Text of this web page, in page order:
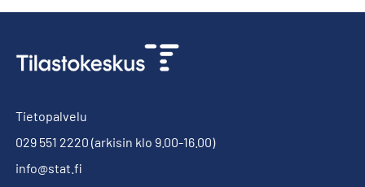
Tietopalvelu
029 551 2220 (arkisin klo 9.00-16.00)
info@stat.fi